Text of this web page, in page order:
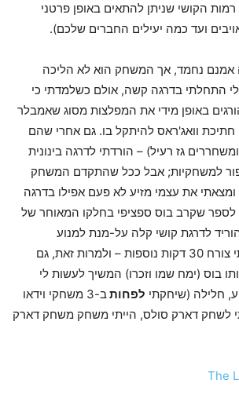
הקושי שניתן להתאים באופן פרטני
ועד כמה יעילים החברים שלכם).
אמנם נחמד, אך המשחק הוא לא הליכה
התחלתי בדרגה קשה, אולם כשלמדתי כי
באופן מידי את המפלצות מסוג שאמבלר
וואג'ראס להיתקל בו. גם אחרי שהם
גז רעיל) – הורדתי לדרגה בינונית
למשחקיות; אבל ככל שהתקדם המשחק
ומצאתי את עצמי מזיע לא פעם אפילו בדרגה
לספר שקרב בוס ספציפי בחלקו המאוחר של
לדרגת קושי קלה על-מנת למנוע
מהשכנים לשמוע אותי צורח 30 דקות נוספות – ולמרות זאת, גם
בוס (ימח שמו וזכרו) המשיך לעשות לי
חלילה (שיחקתי לפחות
ב-3 משחקי וידאו
לשחק דארק סולס, הייתי משחק משחק דארק